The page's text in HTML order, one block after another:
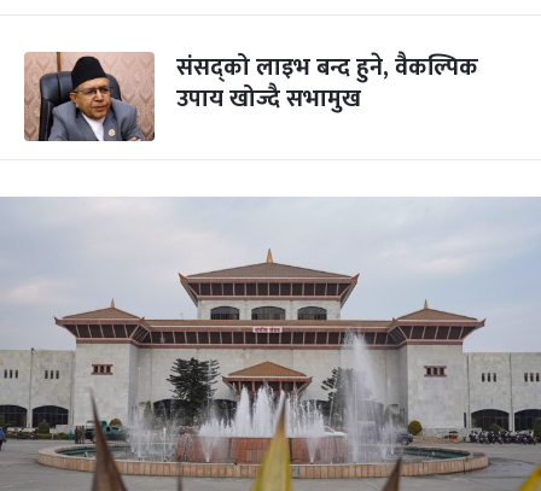
संसद्को लाइभ बन्द हुने, वैकल्पिक
उपाय खोज्दै सभामुख